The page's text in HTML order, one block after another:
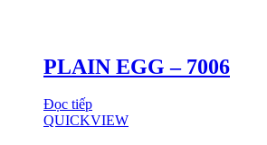
PLAIN EGG – 7006
Đọc tiếp
QUICKVIEW